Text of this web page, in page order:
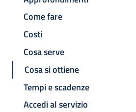
Come fare
Costi
Cosa serve
Cosa si ottiene
Tempi e scadenze
Accedi al servizio